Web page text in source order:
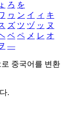
ろ を
ヮ ン イ ィ キ
ズ ツ ヅ ッ ヌ
ベ ペ メ レ オ
―
중국어를 변환
.